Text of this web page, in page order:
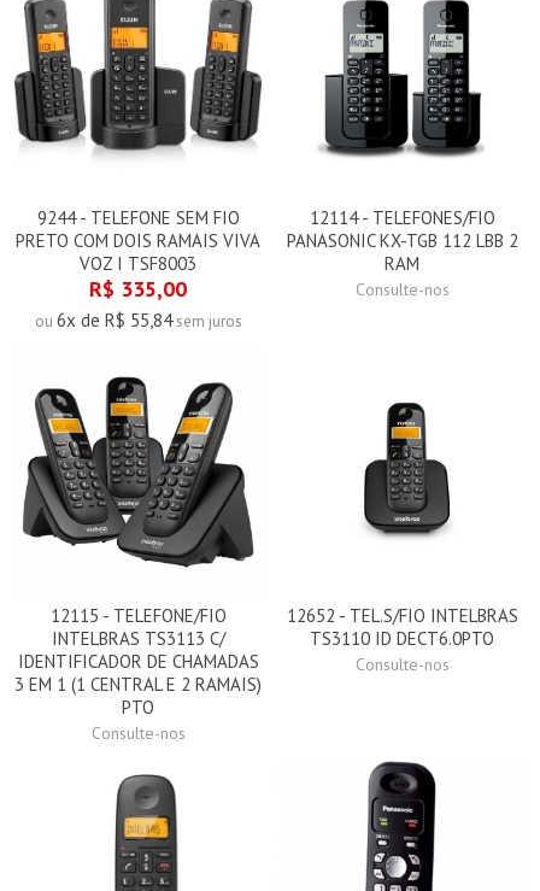
9244 - TELEFONE SEM FIO
PRETO COM DOIS RAMAIS VIVA
VOZ I TSF8003
R$ 335,00
ou 6x de R$ 55,84sem juros
12114 - TELEFONES/FIO
PANASONIC KX-TGB 112 LBB 2
RAM
Consulte-nos
12115 - TELEFONE/FIO
INTELBRAS TS3113 C/
IDENTIFICADOR DE CHAMADAS
3 EM 1 (1 CENTRAL E 2 RAMAIS)
PTO
Consulte-nos
12652 - TEL.S/FIO INTELBRAS
TS3110 ID DECT6.0PTO
Consulte-nos